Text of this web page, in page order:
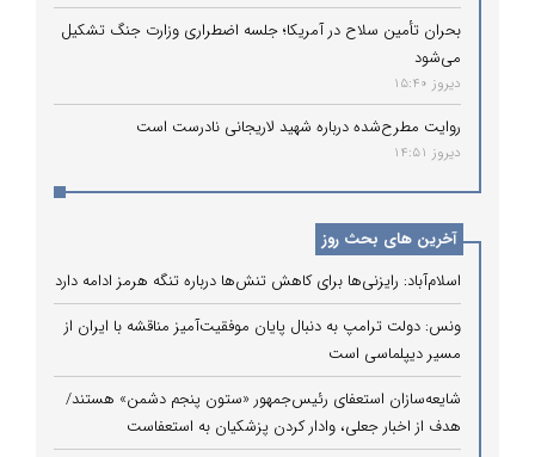
بحران تأمین سلاح در آمریکا؛ جلسه اضطراری وزارت جنگ تشکیل
می‌شود
دیروز 15:40
روایت مطرح‌شده درباره شهید لاریجانی نادرست است
دیروز 14:51
آخرین های بحث روز
اسلام‌آباد: رایزنی‌ها برای کاهش تنش‌ها درباره تنگه هرمز ادامه دارد
ونس: دولت ترامپ به دنبال پایان موفقیت‌آمیز مناقشه با ایران از
مسیر دیپلماسی است
شایعه‌سازان استعفای رئیس‌جمهور «ستون پنجم دشمن» هستند/
هدف از اخبار جعلی، وادار کردن پزشکیان به استعفاست